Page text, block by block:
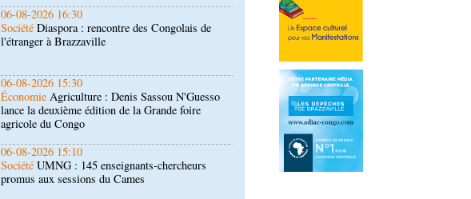
06-08-2026 15:30
ÉconomieAgriculture : Denis Sassou N'Guesso
lance la deuxième édition de la Grande foire
06-08-2026 15:10
SociétéUMNG : 145 enseignants-chercheurs
promus aux sessions du Cames
06-08-2026 15:00
Société Projet PSIPJ : des formateurs en
apprentissage